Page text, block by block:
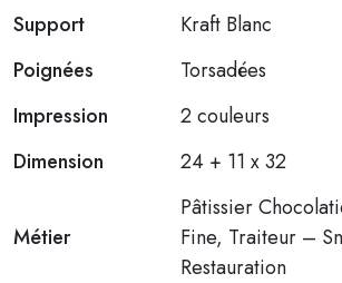
Support
Kraft Blanc
Poignées
Torsadées
Impression
2 couleurs
Dimension
24 + 11 x 32
Métier
Pâtissier
Fine, Traiteur –
Restauration